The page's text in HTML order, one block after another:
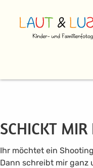
SCHICKT
Ihr möchtet ein
Dann schreibt mir ganz